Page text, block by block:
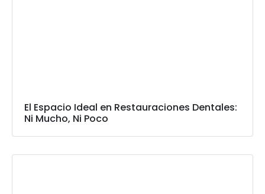
El Espacio Ideal en Restauraciones Dentales:
Ni Mucho, Ni Poco